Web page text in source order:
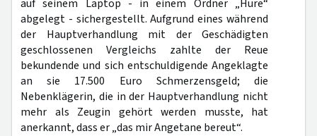
auf seinem Laptop - in einem Ordner „Hure“
abgelegt - sichergestellt. Aufgrund eines während
der Hauptverhandlung mit der Geschädigten
geschlossenen Vergleichs zahlte der Reue
bekundende und sich entschuldigende Angeklagte
an sie 17.500 Euro Schmerzensgeld; die
Nebenklägerin, die in der Hauptverhandlung nicht
mehr als Zeugin gehört werden musste, hat
anerkannt, dass er „das mir Angetane bereut“.